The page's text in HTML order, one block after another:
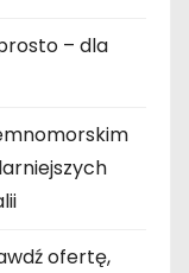
– dla
ofertę,